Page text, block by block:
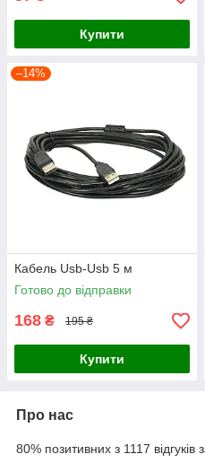
Купити
–14%
Кабель Usb-Usb 5 м
Готово до відправки
168 ₴ 195 ₴
Купити
Про нас
80% позитивних з 1117 відгуків